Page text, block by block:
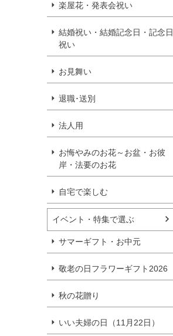
楽屋花・発表会祝い
結婚祝い・結婚記念日・記念日
祝い
お見舞い
退職･送別
法人用
お悔やみのお花～お盆・お彼
岸・法要のお花
自宅で楽しむ
イベント・特集で選ぶ
サマーギフト・お中元
敬老の日フラワーギフト2026
秋の花贈り
いい夫婦の日（11月22日）